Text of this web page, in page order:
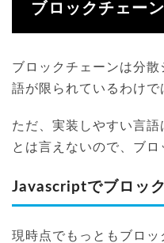
ブロックチェー
ブロックチェーンは分
語が限られているわけで
ただ、実装しやすい言
とは言えないので、ブ
Javascriptでブロッ
現時点でもっともブロ